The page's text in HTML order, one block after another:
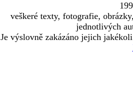
veškeré texty, fotografie,
jednotlivých
Je výslovně zakázáno jejich